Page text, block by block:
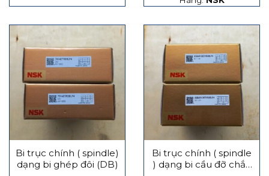
Bi trục chính ( spindle)
dạng bi ghép đôi (DB)
Bi trục chính ( spindle
) dạng bi cầu đỡ chắn